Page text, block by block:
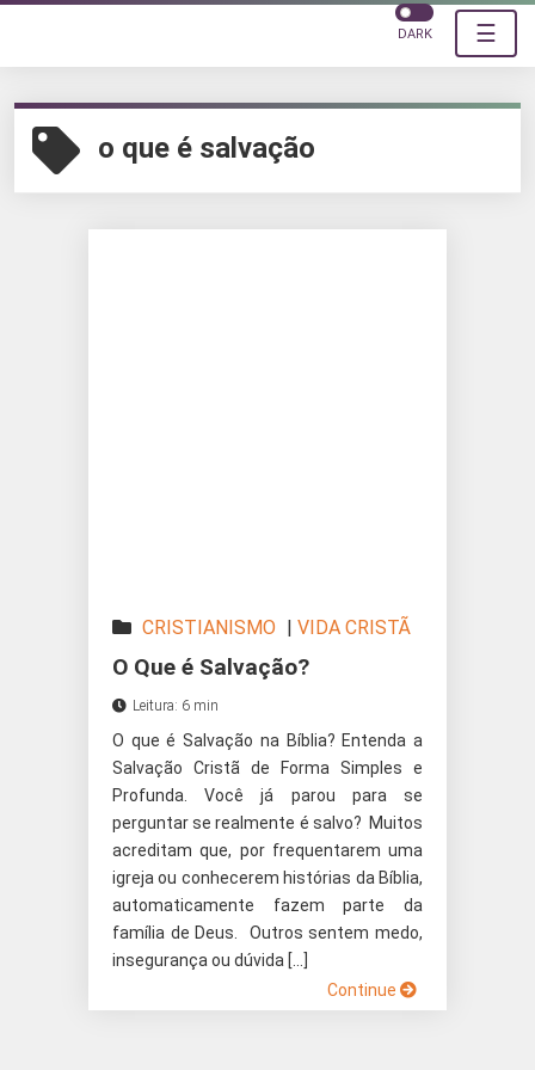
☰
DARK
o que é salvação
CRISTIANISMO | VIDA CRISTÃ
O Que é Salvação?
Leitura: 6 min
O que é Salvação na Bíblia? Entenda a
Salvação Cristã de Forma Simples e
Profunda. Você já parou para se
perguntar se realmente é salvo? Muitos
acreditam que, por frequentarem uma
igreja ou conhecerem histórias da Bíblia,
automaticamente fazem parte da
família de Deus. Outros sentem medo,
insegurança ou dúvida […]
Continue